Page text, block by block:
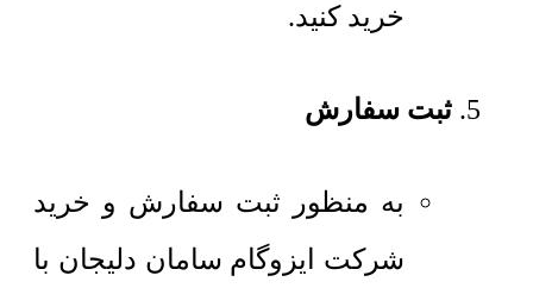
خرید کنید.
ثبت سفارش
به منظور ثبت سفارش و خرید
شرکت ایزوگام سامان دلیجان با